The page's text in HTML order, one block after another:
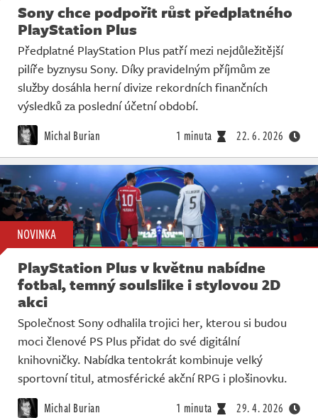
Sony chce podpořit růst předplatného
PlayStation Plus
Předplatné PlayStation Plus patří mezi nejdůležitější
pilíře byznysu Sony. Díky pravidelným příjmům ze
služby dosáhla herní divize rekordních finančních
výsledků za poslední účetní období.
Michal Burian 1 minuta 22. 6. 2026
NOVINKA
PlayStation Plus v květnu nabídne
fotbal, temný soulslike i stylovou 2D
akci
Společnost Sony odhalila trojici her, kterou si budou
moci členové PS Plus přidat do své digitální
knihovničky. Nabídka tentokrát kombinuje velký
sportovní titul, atmosférické akční RPG i plošinovku.
Michal Burian 1 minuta 29. 4. 2026